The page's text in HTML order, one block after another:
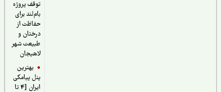
توقف پروژه
بام‌لند برای
حفاظت از
درختان و
طبیعت شهر
لاهیجان
بهترین
پنل پیامکی
ایران [4 تا